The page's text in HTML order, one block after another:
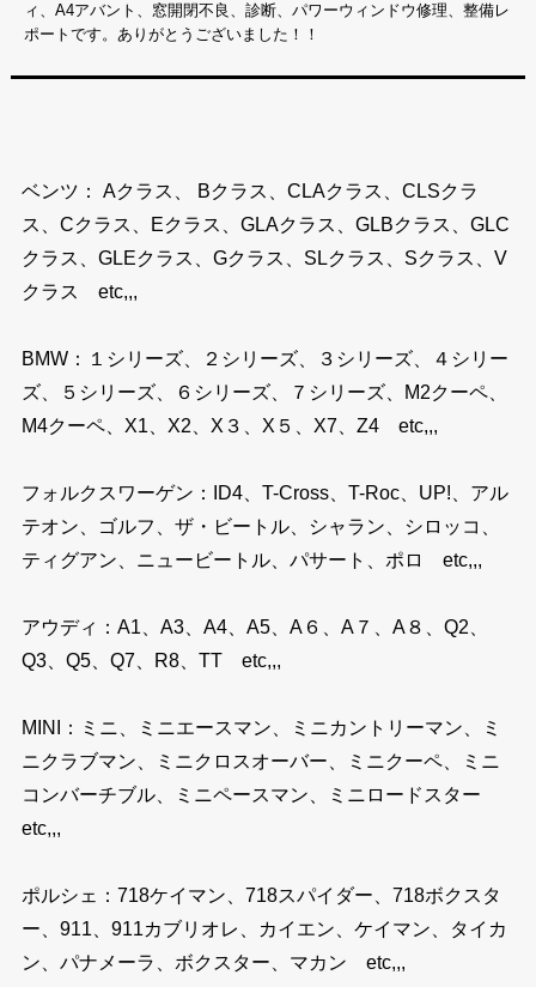
ィ、A4アバント、窓開閉不良、診断、パワーウィンドウ修理、整備レ
ポートです。ありがとうございました！！
ベンツ： Aクラス、 Bクラス、CLAクラス、CLSクラ
ス、Cクラス、Eクラス、GLAクラス、GLBクラス、GLC
クラス、GLEクラス、Gクラス、SLクラス、Sクラス、V
クラス etc,,,
BMW：１シリーズ、２シリーズ、３シリーズ、４シリー
ズ、５シリーズ、６シリーズ、７シリーズ、M2クーペ、
M4クーペ、X1、X2、X３、X５、X7、Z4 etc,,,
フォルクスワーゲン：ID4、T-Cross、T-Roc、UP!、アル
テオン、ゴルフ、ザ・ビートル、シャラン、シロッコ、
ティグアン、ニュービートル、パサート、ポロ etc,,,
アウディ：A1、A3、A4、A5、A６、A７、A８、Q2、
Q3、Q5、Q7、R8、TT etc,,,
MINI：ミニ、ミニエースマン、ミニカントリーマン、ミ
ニクラブマン、ミニクロスオーバー、ミニクーペ、ミニ
コンバーチブル、ミニペースマン、ミニロードスター
etc,,,
ポルシェ：718ケイマン、718スパイダー、718ボクスタ
ー、911、911カブリオレ、カイエン、ケイマン、タイカ
ン、パナメーラ、ボクスター、マカン etc,,,